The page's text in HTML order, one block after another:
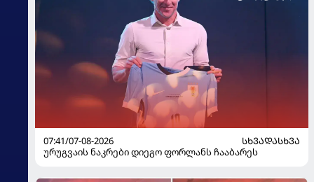
07:41/07-08-2026
ᲡᲮᲕᲐᲓᲐᲡᲮᲕᲐ
ურუგვაის ნაკრები დიეგო ფორლანს ჩააბარეს